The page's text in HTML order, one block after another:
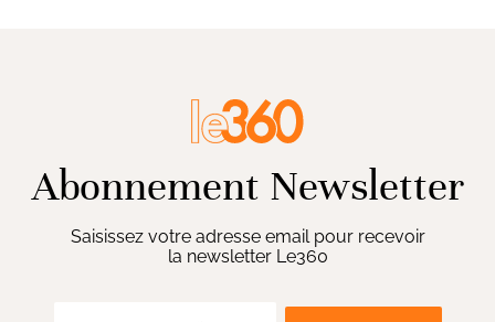
Abonnement Newsletter
Saisissez votre adresse email pour recevoir
la newsletter Le360